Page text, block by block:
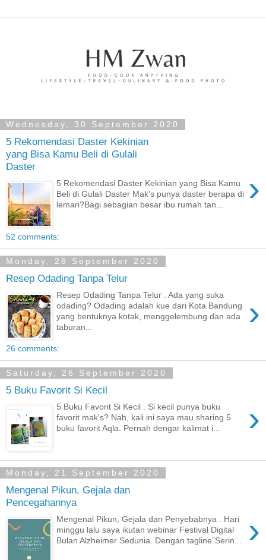
Wednesday, 30 September 2020
5 Rekomendasi Daster Kekinian
yang Bisa Kamu Beli di Gulali
Daster
›
5 Rekomendasi Daster Kekinian yang Bisa Kamu
Beli di Gulali Daster Mak's punya daster berapa di
lemari?Bagi sebagian besar ibu rumah tan...
52 comments:
Monday, 28 September 2020
Resep Odading Tanpa Telur
›
Resep Odading Tanpa Telur . Ada yang suka
odading? Odading adalah kue dari Kota Bandung
yang bentuknya kotak, menggelembung dan ada
taburan...
26 comments:
Saturday, 26 September 2020
5 Buku Favorit Si Kecil
›
5 Buku Favorit Si Kecil . Si kecil punya buku
favorit mak's? Nah, kali ini saya mau sharing 5
buku favorit Aqla. Pernah dengar kalimat i...
Monday, 21 September 2020
Mengenal Pikun, Gejala dan
Pencegahannya
›
Mengenal Pikun, Gejala dan Penyebabnya . Hari
minggu lalu saya ikutan webinar Festival Digital
Bulan Alzheimer Sedunia. Dengan tagline”Serin...